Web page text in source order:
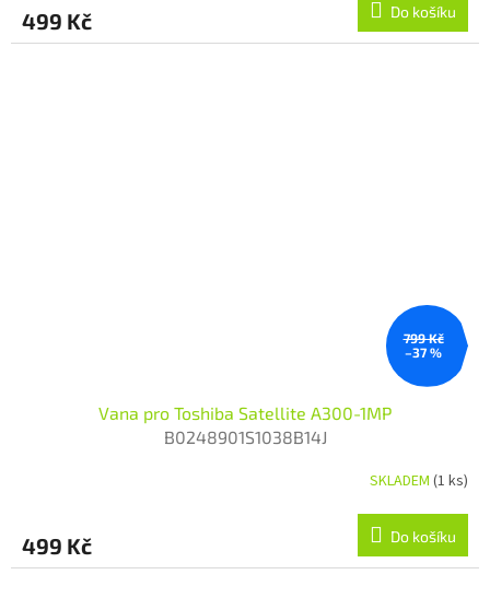
499 Kč Do košíku
799 Kč
–37 %
Vana pro Toshiba Satellite A300-1MP
B0248901S1038B14J
SKLADEM (1 ks)
499 Kč Do košíku